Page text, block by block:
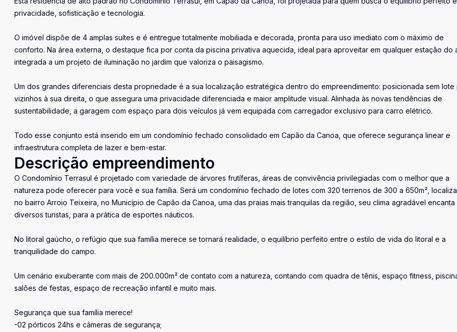
privacidade, sofisticação e tecnologia.
O imóvel dispõe de 4 amplas suítes e é entregue totalmente mobiliada e decorada, pronta para uso imediato com o máximo de
conforto. Na área externa, o destaque fica por conta da piscina privativa aquecida, ideal para aproveitar em qualquer estação do
integrada a um projeto de iluminação no jardim que valoriza o paisagismo.
Um dos grandes diferenciais desta propriedade é a sua localização estratégica dentro do empreendimento: posicionada sem lote
vizinhos à sua direita, o que assegura uma privacidade diferenciada e maior amplitude visual. Alinhada às novas tendências de
sustentabilidade, a garagem com espaço para dois veículos já vem equipada com carregador exclusivo para carro elétrico.
Todo esse conjunto está inserido em um condomínio fechado consolidado em Capão da Canoa, que oferece segurança linear e
infraestrutura completa de lazer e bem-estar.
Descrição empreendimento
O Condomínio Terrasul é projetado com variedade de árvores frutíferas, áreas de convivência privilegiadas com o melhor que a
natureza pode oferecer para você e sua família. Será um condomínio fechado de lotes com 320 terrenos de 300 a 650m²,
no bairro Arroio Teixeira, no Município de Capão da Canoa, uma das praias mais tranquilas da região, seu clima agradável encanta
diversos turistas, para a prática de esportes náuticos.
No litoral gaúcho, o refúgio que sua família merece se tornará realidade, o equilíbrio perfeito entre o estilo de vida do litoral e a
tranquilidade do campo.
Um cenário exuberante com mais de 200.000m² de contato com a natureza, contando com quadra de tênis, espaço fitness,
salões de festas, espaço de recreação infantil e muito mais.
Segurança que sua família merece!
-02 pórticos 24hs e câmeras de segurança;